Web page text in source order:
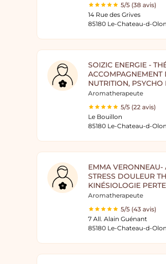
5/5 (38 avis)
14 Rue des Grives
85180 Le-Chateau-d-
SOIZIC ENERGIE -
ACCOMPAGNEMENT
NUTRITION, PSYCHO
Aromatherapeute
5/5 (22 avis)
Le Bouillon
85180 Le-Chateau-d-
EMMA VERONNEAU-
STRESS DOULEUR
KINÉSIOLOGIE
Aromatherapeute
5/5 (43 avis)
7 All. Alain Guénant
85180 Le-Chateau-d-